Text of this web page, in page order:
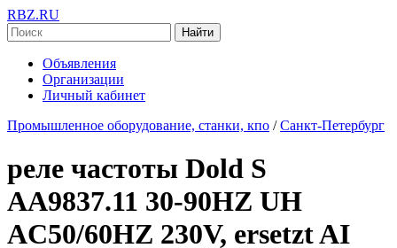
RBZ.RU
Найти
Объявления
Организации
Личный кабинет
Промышленное оборудование, станки, кпо / Санкт-Петербург
реле частоты Dold S
AA9837.11 30-90HZ UH
AC50/60HZ 230V, ersetzt AI